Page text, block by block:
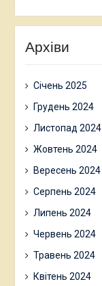
Архіви
Січень 2025
Грудень 2024
Листопад 2024
Жовтень 2024
Вересень 2024
Серпень 2024
Липень 2024
Червень 2024
Травень 2024
Квітень 2024